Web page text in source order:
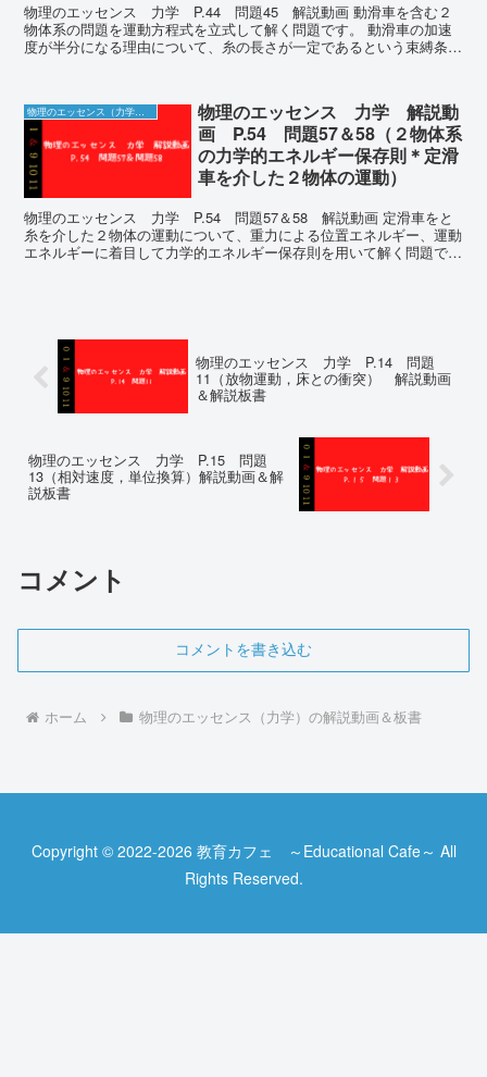
物理のエッセンス 力学 P.44 問題45 解説動画 動滑車を含む２
物体系の問題を運動方程式を立式して解く問題です。 動滑車の加速
度が半分になる理由について、糸の長さが一定であるという束縛条件
物理のエッセンス（力学）の解説動画＆板書
物理のエッセンス 力学 解説動
画 P.54 問題57＆58（２物体系
の力学的エネルギー保存則＊定滑
車を介した２物体の運動）
物理のエッセンス 力学 P.54 問題57＆58 解説動画 定滑車をと
糸を介した２物体の運動について、重力による位置エネルギー、運動
エネルギーに着目して力学的エネルギー保存則を用いて解く問題で
物理のエッセンス 力学 P.14 問題
11（放物運動，床との衝突） 解説動画
＆解説板書
物理のエッセンス 力学 P.15 問題
13（相対速度，単位換算）解説動画＆解
説板書
コメント
コメントを書き込む
ホーム 物理のエッセンス（力学）の解説動画＆板書
Copyright © 2022-2026 教育カフェ ～Educational Cafe～ All
Rights Reserved.